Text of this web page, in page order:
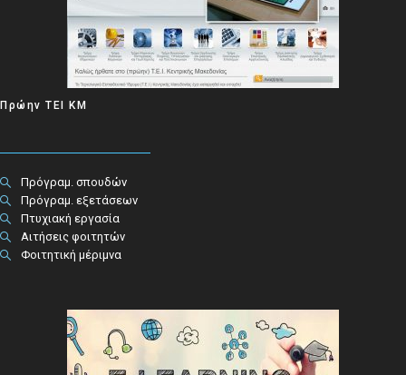
Πρώην ΤΕΙ ΚΜ
Πρόγραμ. σπουδών
Πρόγραμ. εξετάσεων
Πτυχιακή εργασία
Αιτήσεις φοιτητών
Φοιτητική μέριμνα